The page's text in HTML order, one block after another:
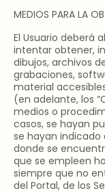
MEDIOS PARA LA
El Usuario deberá
intentar obtener,
dibujos, archivos
grabaciones,
material
(en adelante, los
medios o
casos, se hayan
se hayan
donde se
que se empleen
siempre que no
del Portal, de los